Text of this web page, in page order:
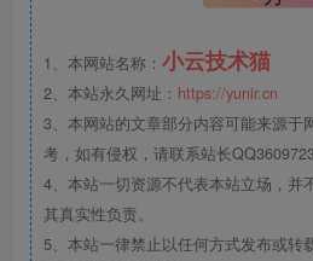
1、本网站名称： 小云技术猫
2、本站永久网址： https://yunir.cn
3、本网站的文章部分内容可能来源于
考，如有侵权，请联系站长
4、本站一切资源不代表本站立场，并
其真实性负责。
5、本站一律禁止以任何方式发布或转